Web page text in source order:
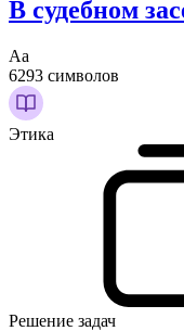
В судебном
Аа
6293 символов
Этика
Решение задач